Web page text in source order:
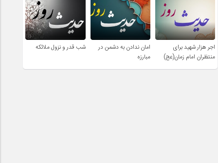
اجر هزار شهید برای
منتظران امام زمان(عج)
امان ندادن به دشمن در
مبارزه
شب قدر و نزول ملائکه